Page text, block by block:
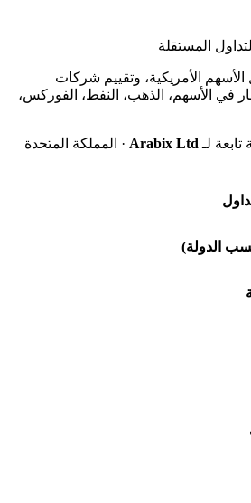
المستقلة
الأسهم الأمريكية، وتقييم شركات
في الأسهم، الذهب، النفط، الفوركس،
تابعة لـ Arabix Ltd · المملكة المتحدة
الدولة)